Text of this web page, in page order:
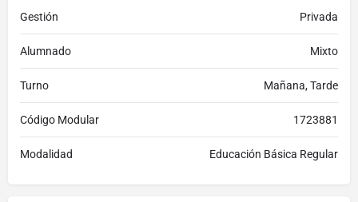
Gestión Privada
Alumnado Mixto
Turno Mañana, Tarde
Código Modular 1723881
Modalidad Educación Básica Regular